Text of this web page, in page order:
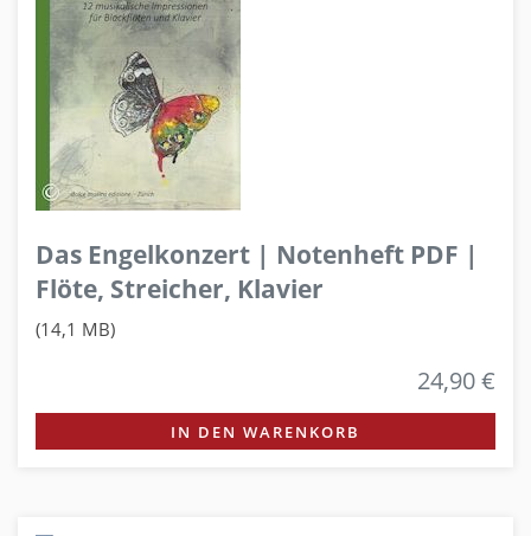
Das Engelkonzert | Notenheft PDF |
Flöte, Streicher, Klavier
(14,1 MB)
24,90 €
IN DEN WARENKORB